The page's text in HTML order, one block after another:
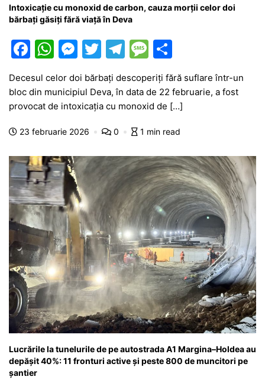
Intoxicație cu monoxid de carbon, cauza morții celor doi
bărbați găsiți fără viață în Deva
F
c
e
b
o
k
W
at
s
A
p
M
e
s
s
e
g
er
T
w
itt
er
T
e
gr
a
m
M
e
s
s
a
e
ta
je
a
ă
Decesul celor doi bărbați descoperiți fără suflare într-un
bloc din municipiul Deva, în data de 22 februarie, a fost
provocat de intoxicația cu monoxid de […]
23 februarie 2026 0 1 min read
Lucrările la tunelurile de pe autostrada A1 Margina–Holdea au
depășit 40%: 11 fronturi active și peste 800 de muncitori pe
șantier